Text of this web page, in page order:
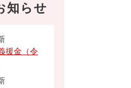
知らせ
援金（令